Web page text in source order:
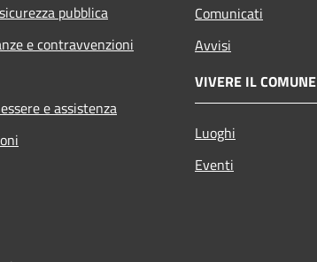
pubblica
e contravvenzioni
e assistenza
Comunicati
Avvisi
VIVERE IL COMUNE
Luoghi
Eventi